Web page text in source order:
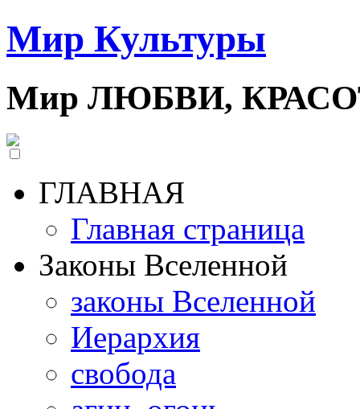
Мир Культуры
Мир ЛЮБВИ,
ГЛАВНАЯ
Главная страница
Законы Вселенной
законы Вселенной
Иерархия
свобода